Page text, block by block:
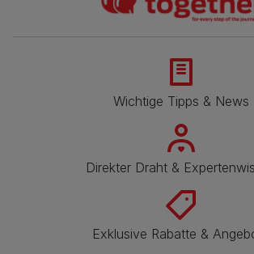
Wichtige Tipps & News
Direkter Draht &
Exklusive Rabatte &